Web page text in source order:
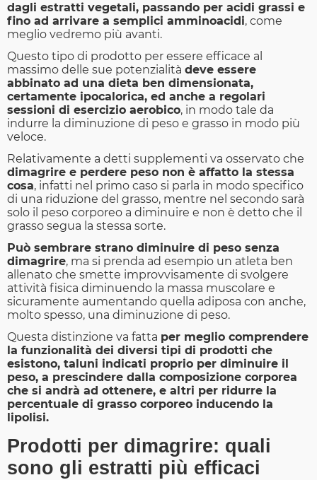
dagli estratti vegetali, passando per acidi grassi e
fino ad arrivare a semplici amminoacidi, come
meglio vedremo più avanti.
Questo tipo di prodotto per essere efficace al
massimo delle sue potenzialità deve essere
abbinato ad una dieta ben dimensionata,
certamente ipocalorica, ed anche a regolari
sessioni di esercizio aerobico, in modo tale da
indurre la diminuzione di peso e grasso in modo più
veloce.
Relativamente a detti supplementi va osservato che
dimagrire e perdere peso non è affatto la stessa
cosa, infatti nel primo caso si parla in modo specifico
di una riduzione del grasso, mentre nel secondo sarà
solo il peso corporeo a diminuire e non è detto che il
grasso segua la stessa sorte.
Può sembrare strano diminuire di peso senza
dimagrire, ma si prenda ad esempio un atleta ben
allenato che smette improvvisamente di svolgere
attività fisica diminuendo la massa muscolare e
sicuramente aumentando quella adiposa con anche,
molto spesso, una diminuzione di peso.
Questa distinzione va fatta per meglio comprendere
la funzionalità dei diversi tipi di prodotti che
esistono, taluni indicati proprio per diminuire il
peso, a prescindere dalla composizione corporea
che si andrà ad ottenere, e altri per ridurre la
percentuale di grasso corporeo inducendo la
lipolisi.
Prodotti per dimagrire: quali
sono gli estratti più efficaci